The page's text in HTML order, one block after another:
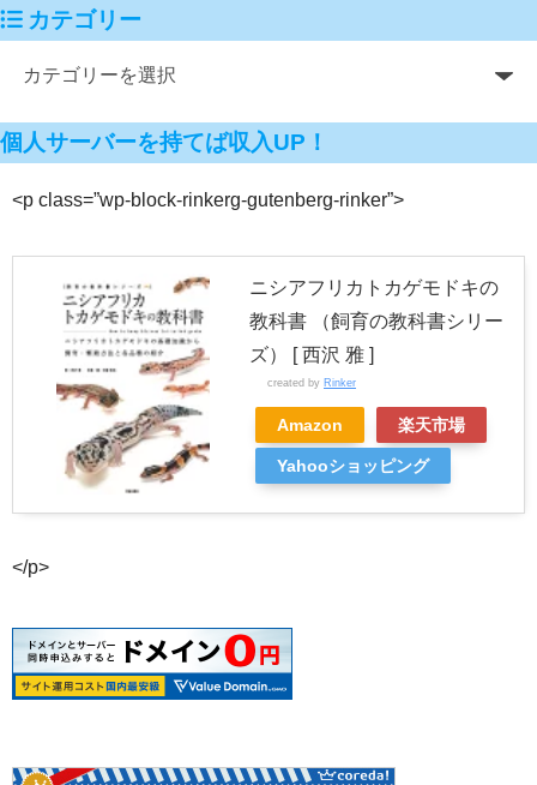
カテゴリー
個人サーバーを持てば収入UP！
<p class=”wp-block-rinkerg-gutenberg-rinker”>
ニシアフリカトカゲモドキの
教科書 （飼育の教科書シリー
ズ） [ 西沢 雅 ]
created by Rinker
Amazon 楽天市場
Yahooショッピング
</p>